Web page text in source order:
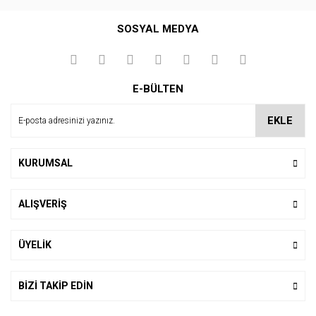
SOSYAL MEDYA
E-BÜLTEN
EKLE
KURUMSAL
ALIŞVERİŞ
ÜYELİK
BİZİ TAKİP EDİN